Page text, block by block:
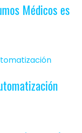
Médicos es